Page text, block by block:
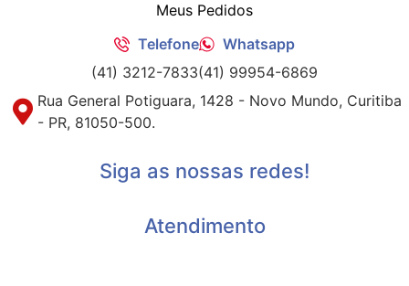
Meus Pedidos
Telefone
Whatsapp
(41) 3212-7833(41) 99954-6869
Rua General Potiguara, 1428 - Novo Mundo, Curitiba
- PR, 81050-500.
Siga as nossas redes!
Atendimento